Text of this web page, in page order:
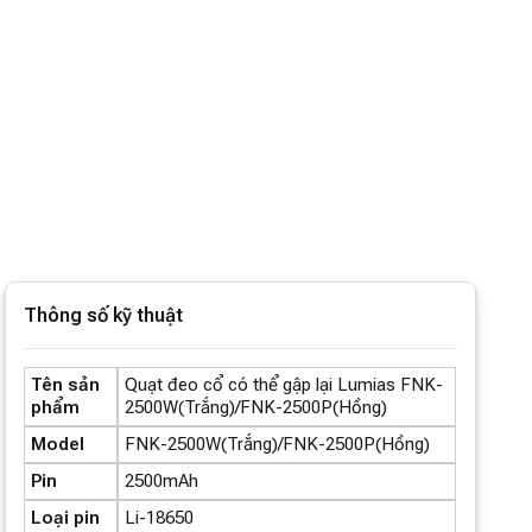
Thông số kỹ thuật
Tên sản
phẩm
Quạt đeo cổ có thể gập lại Lumias FNK-
2500W(Trắng)/FNK-2500P(Hồng)
Model
FNK-2500W(Trắng)/FNK-2500P(Hồng)
Pin
2500mAh
Loại pin
Li-18650